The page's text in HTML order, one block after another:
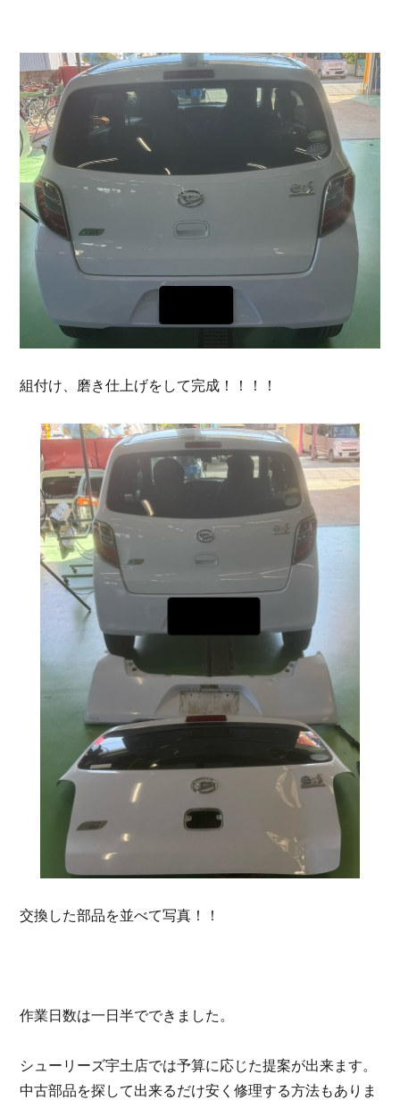
組付け、磨き仕上げをして完成！！！！
交換した部品を並べて写真！！
作業日数は一日半でできました。
シューリーズ宇土店では予算に応じた提案が出来ます。
中古部品を探して出来るだけ安く修理する方法もありま